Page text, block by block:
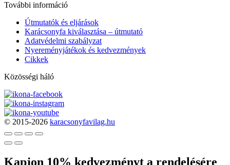
További információ
Útmutatók és eljárások
Karácsonyfa kiválasztása – útmutató
Adatvédelmi szabályzat
Nyereményjátékok és kedvezmények
Cikkek
Közösségi háló
© 2015-2026 karacsonyfavilag.hu
Kapjon 10% kedvezményt a rendelésére